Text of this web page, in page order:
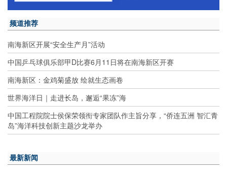
频道推荐
南海新区开展“安全生产月”活动
中国乒乓球俱乐部甲D比赛6月11日将在南海新区开赛
南海新区：金鸡菊盛放 绘就生态画卷
世界海洋日｜走进长岛，邂逅“果冻”海
中国工程院院士侯保荣领衔专家团队作主旨分享，“侨连五洲 智汇青
岛”海洋科技创新主题沙龙举办
最新新闻